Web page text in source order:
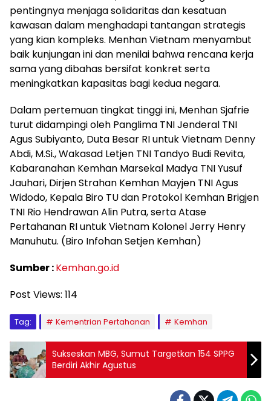
pentingnya menjaga solidaritas dan kesatuan
kawasan dalam menghadapi tantangan strategis
yang kian kompleks. Menhan Vietnam menyambut
baik kunjungan ini dan menilai bahwa rencana kerja
sama yang dibahas bersifat konkret serta
meningkatkan kapasitas bagi kedua negara.
Dalam pertemuan tingkat tinggi ini, Menhan Sjafrie
turut didampingi oleh Panglima TNI Jenderal TNI
Agus Subiyanto, Duta Besar RI untuk Vietnam Denny
Abdi, M.Si., Wakasad Letjen TNI Tandyo Budi Revita,
Kabaranahan Kemhan Marsekal Madya TNI Yusuf
Jauhari, Dirjen Strahan Kemhan Mayjen TNI Agus
Widodo, Kepala Biro TU dan Protokol Kemhan Brigjen
TNI Rio Hendrawan Alin Putra, serta Atase
Pertahanan RI untuk Vietnam Kolonel Jerry Henry
Manuhutu. (Biro Infohan Setjen Kemhan)
Sumber :Kemhan.go.id
Post Views: 114
Tag: Kementrian Pertahanan Kemhan
Sukseskan MBG, Sumut Targetkan 154 SPPG
Berdiri Akhir Agustus